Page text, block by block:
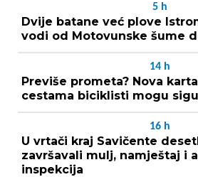
5 h
Dvije batane već plove
vodi od Motovunske šume
14 h
Previše prometa? Nova
cestama biciklisti mogu
16 h
U vrtači kraj Savičente
završavali mulj, namještaj i
inspekcija